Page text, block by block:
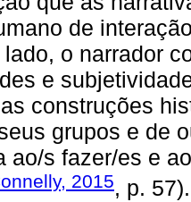
de
o narrador
e
construções
grupos e de
ao/s fazer/es e
2015, p. 57).